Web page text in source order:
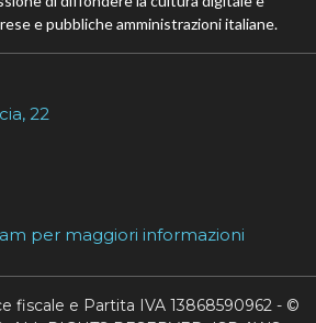
e pubbliche amministrazioni italiane.
22
per maggiori informazioni
fiscale e Partita IVA 13868590962 - ©